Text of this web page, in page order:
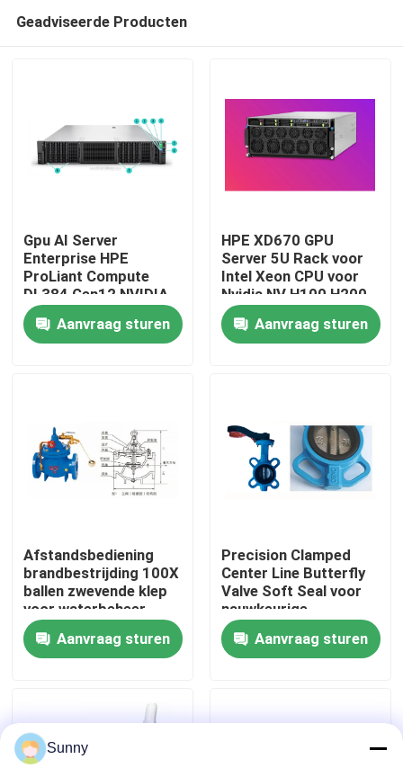
Thuis
Producten
Fabriekstocht
Neem contact met ons op
Vraag een offerte
Internationale expeditiediensten
Grensoverschrijdende inkoop
Geadviseerde Producten
Gpu AI Server
Enterprise HPE
ProLiant Compute
DL384 Gen12 NVIDIA
GH200 NVL2 Gratis
Compute Private
Cloud Rackmontage
Aanvraag sturen
HPE XD670 GPU
Server 5U Rack voor
Intel Xeon CPU voor
Nvidia NV H100 H200
H800 PCIE/SXM Nvlink
AI Supercomputing
Case
Aanvraag sturen
Afstandsbediening
brandbestrijding 100X
ballen zwevende klep
voor waterbeheer
Aanvraag sturen
Precision Clamped
Center Line Butterfly
Valve Soft Seal voor
nauwkeurige
stroomregulatie
Aanvraag sturen
Sunny